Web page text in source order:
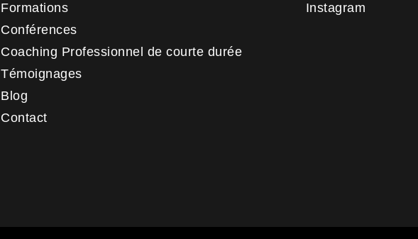
Formations
Conférences
Coaching Professionnel de courte durée
Témoignages
Blog
Contact
Instagram